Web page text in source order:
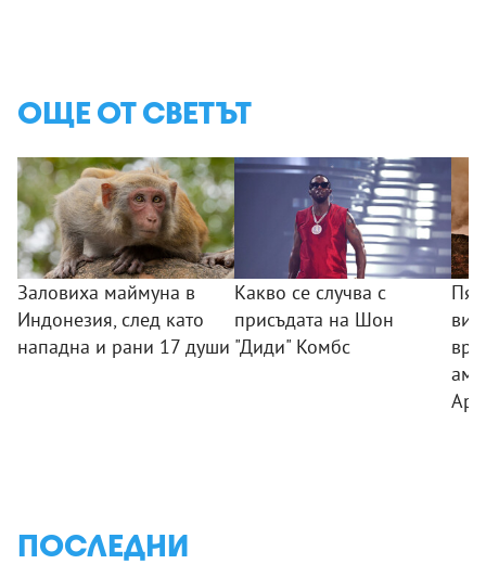
ОЩЕ ОТ СВЕТЪТ
Заловиха маймуна в
Индонезия, след като
нападна и рани 17 души
Какво се случва с
присъдата на Шон
"Диди" Комбс
ПОСЛЕДНИ